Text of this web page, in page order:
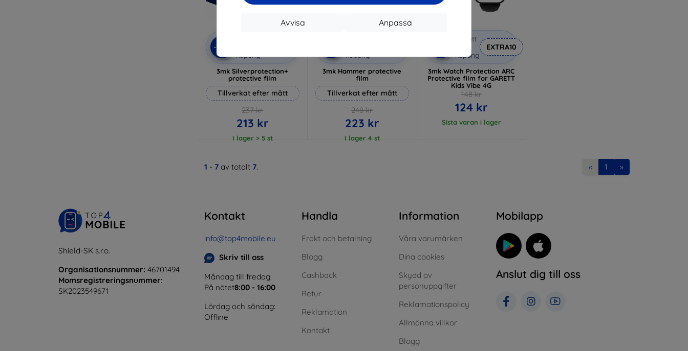
Anpassa
Avvisa
-10%
kupong
3mk Silverprotection+
protective film
Tillverkat efter mått
237 kr
213 kr
I lager > 5 st
kupong
3mk Hammer protective
film
Tillverkat efter mått
248 kr
223 kr
I lager 4 st
Rabatt
kupong
EXTRA10
3mk Watch Protection ARC
Protective film for GARETT
Kids Vibe 4G
148 kr
124 kr
Sista varan i lager
1 - 7 av totalt 7. « 1 »
Shield-SK s.r.o.
Organisationsnummer: 46701494
Momsregistreringsnummer:
SK2023549671
Kontakt
info@top4mobile.eu
Skriv till oss
Måndag till fredag:
På nätet8:00 - 16:00
Lördag och söndag:
Offline
Handla
Frakt och betalning
Blogg
Cashback
Retur
Reklamation
Kontakt
Information
Våra varumärken
Dina cookies
Skydd av
personuppgifter
Reklamationspolicy
Allmänna villkor
Blogg
Mobilapp
Anslut dig till oss